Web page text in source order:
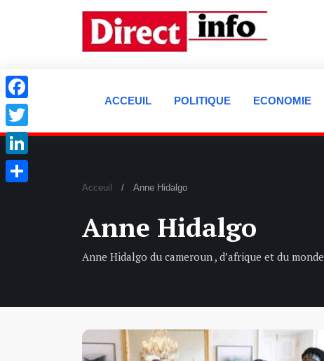
ACCEUIL POLITIQUE ECONOMIE
Acceuil Anne Hidalgo
Anne Hidalgo
Anne Hidalgo du cameroun , d’afrique et du monde
Facebook
Twitter
LinkedIn